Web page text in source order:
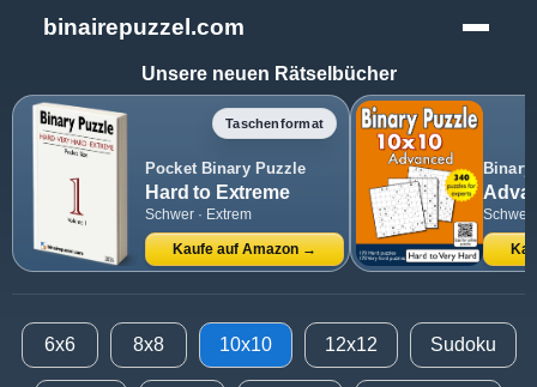
binairepuzzel.com
Unsere neuen Rätselbücher
Taschenformat
Pocket Binary Puzzle
Hard to Extreme
Schwer · Extrem
Kaufe auf Amazon →
Binary
Schwer
6x6 8x8 10x10 12x12 Sudoku